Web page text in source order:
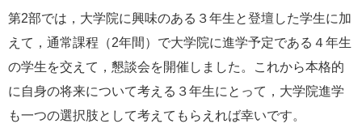
第2部では，大学院に興味のある３年生と登壇した学生に加
えて，通常課程（2年間）で大学院に進学予定である４年生
の学生を交えて，懇談会を開催しました。これから本格的
に自身の将来について考える３年生にとって，大学院進学
も一つの選択肢として考えてもらえれば幸いです。